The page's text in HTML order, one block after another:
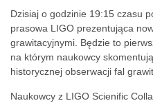
Dzisiaj o godzinie 19:15 czasu
prasowa LIGO prezentująca
grawitacyjnymi. Będzie to
na którym naukowcy
historycznej obserwacji fal
Naukowcy z LIGO Scienific